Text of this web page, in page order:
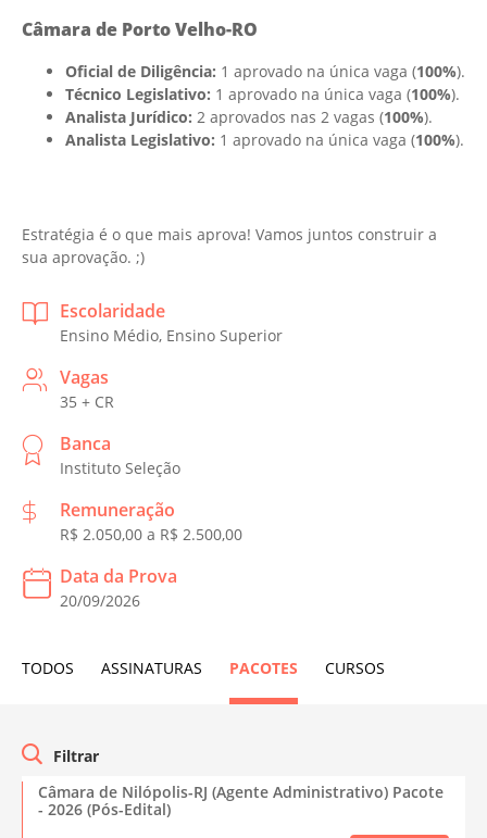
Câmara de Porto Velho-RO
Oficial de Diligência: 1 aprovado na única vaga (100%).
Técnico Legislativo: 1 aprovado na única vaga (100%).
Analista Jurídico: 2 aprovados nas 2 vagas (100%).
Analista Legislativo: 1 aprovado na única vaga (100%).
Estratégia é o que mais aprova! Vamos juntos construir a
sua aprovação. ;)
Escolaridade
Ensino Médio, Ensino Superior
Vagas
35 + CR
Banca
Instituto Seleção
Remuneração
R$ 2.050,00 a R$ 2.500,00
Data da Prova
20/09/2026
TODOS ASSINATURAS PACOTES CURSOS
Câmara de Nilópolis-RJ (Agente Administrativo) Pacote
- 2026 (Pós-Edital)